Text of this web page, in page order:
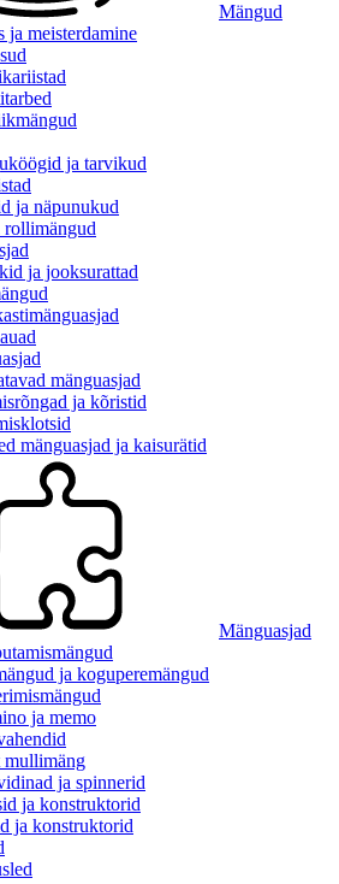
Mängud
ja meisterdamine
ja tarvikud
ja näpunukud
ja jooksurattad
mänguasjad
ja kõristid
mänguasjad ja kaisurätid
Mänguasjad
ja koguperemängud
ja memo
mullimäng
ja spinnerid
ja konstruktorid
ja konstruktorid